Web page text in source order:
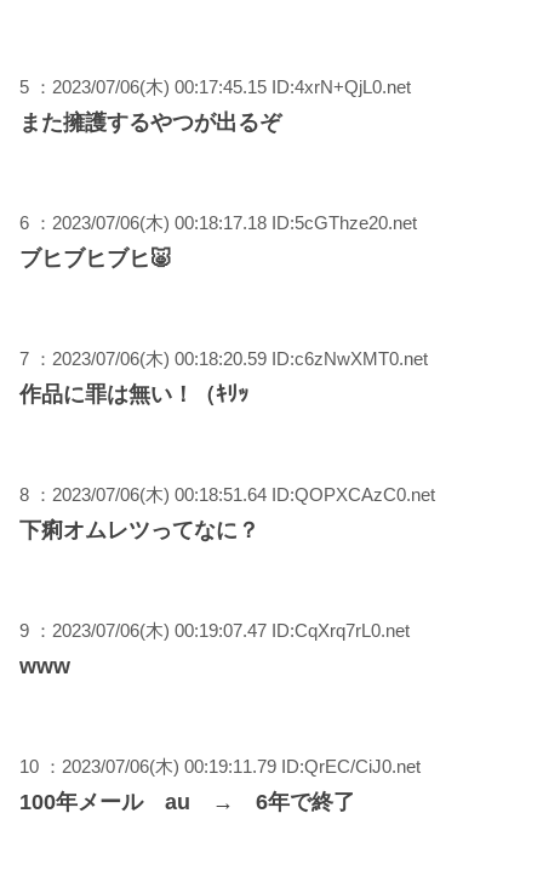
5 ：2023/07/06(木) 00:17:45.15 ID:4xrN+QjL0.net
また擁護するやつが出るぞ
6 ：2023/07/06(木) 00:18:17.18 ID:5cGThze20.net
ブヒブヒブヒ🐷
7 ：2023/07/06(木) 00:18:20.59 ID:c6zNwXMT0.net
作品に罪は無い！（ｷﾘｯ
8 ：2023/07/06(木) 00:18:51.64 ID:QOPXCAzC0.net
下痢オムレツってなに？
9 ：2023/07/06(木) 00:19:07.47 ID:CqXrq7rL0.net
www
10 ：2023/07/06(木) 00:19:11.79 ID:QrEC/CiJ0.net
100年メール au → 6年で終了